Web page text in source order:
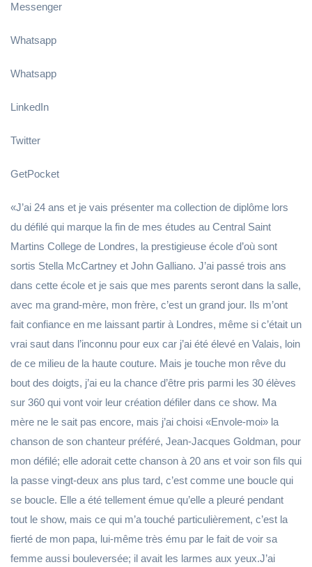
Messenger
Whatsapp
Whatsapp
LinkedIn
Twitter
GetPocket
«J’ai 24 ans et je vais présenter ma collection de diplôme lors
du défilé qui marque la fin de mes études au Central Saint
Martins College de Londres, la prestigieuse école d’où sont
sortis Stella McCartney et John Galliano. J’ai passé trois ans
dans cette école et je sais que mes parents seront dans la salle,
avec ma grand-mère, mon frère, c’est un grand jour. Ils m’ont
fait confiance en me laissant partir à Londres, même si c’était un
vrai saut dans l’inconnu pour eux car j’ai été élevé en Valais, loin
de ce milieu de la haute couture. Mais je touche mon rêve du
bout des doigts, j’ai eu la chance d’être pris parmi les 30 élèves
sur 360 qui vont voir leur création défiler dans ce show. Ma
mère ne le sait pas encore, mais j’ai choisi «Envole-moi» la
chanson de son chanteur préféré, Jean-Jacques Goldman, pour
mon défilé; elle adorait cette chanson à 20 ans et voir son fils qui
la passe vingt-deux ans plus tard, c’est comme une boucle qui
se boucle. Elle a été tellement émue qu’elle a pleuré pendant
tout le show, mais ce qui m’a touché particulièrement, c’est la
fierté de mon papa, lui-même très ému par le fait de voir sa
femme aussi bouleversée; il avait les larmes aux yeux.J’ai